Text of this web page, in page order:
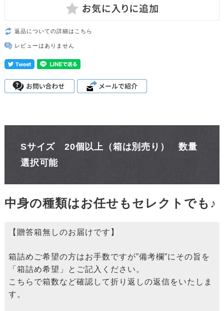
返品についての詳細はこちら
レビューはありません
Sサイズ 20個以上（箱は別売り） 数量
選択可能
中身の種類はお任せもセレクトでも♪
【贈答箱無しのお届けです】
箱詰めご希望の方はお手数ですが”備考欄”にその旨を
「箱詰め希望」とご記入ください。
こちらで箱数など確認して折り返しの返信をいたしま
す。